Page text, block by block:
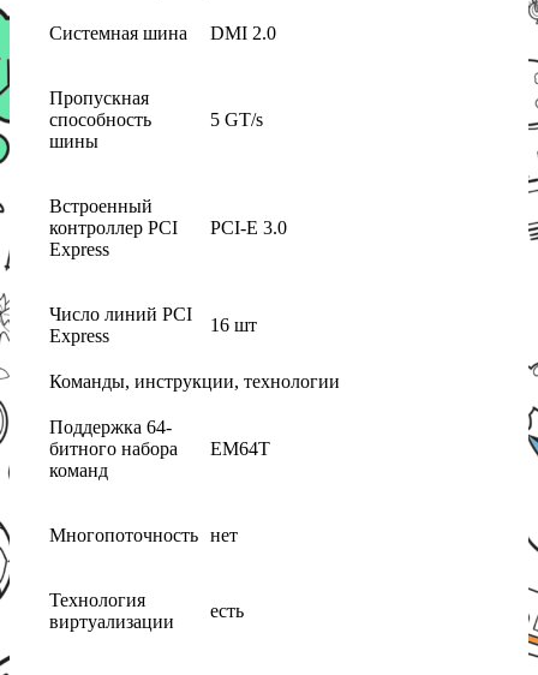
Системная шина DMI 2.0
Пропускная
способность
шины
5 GT/s
Встроенный
контроллер PCI
Express
PCI-E 3.0
Число линий PCI
Express
16 шт
Команды, инструкции, технологии
Поддержка 64-
битного набора
команд
EM64T
Многопоточность нет
Технология
виртуализации
есть